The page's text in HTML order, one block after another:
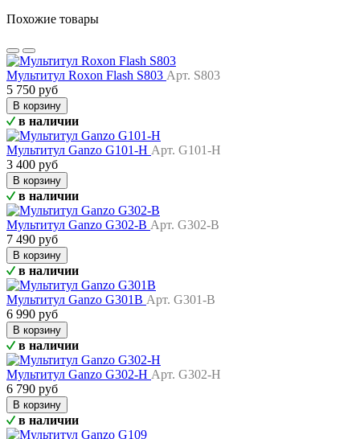
Похожие товары
Мультитул Roxon Flash S803 Арт. S803
5 750 руб
В корзину
в наличии
Мультитул Ganzo G101-H Арт. G101-H
3 400 руб
В корзину
в наличии
Мультитул Ganzo G302-B Арт. G302-B
7 490 руб
В корзину
в наличии
Мультитул Ganzo G301B Арт. G301-B
6 990 руб
В корзину
в наличии
Мультитул Ganzo G302-Н Арт. G302-H
6 790 руб
В корзину
в наличии